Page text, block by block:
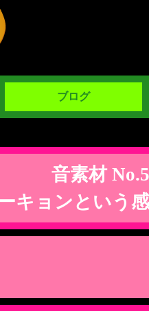
ブログ
音素材
キョンという